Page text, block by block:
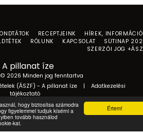
Értem!
hogy biztosítsa számodra
figyelemmel tudjuk kísérni a
tovább használod
kat.
A pillanat íze
2026 Minden jog fenntartva
(ÁSZF) - A pillanat íze| Adatkezelési
tájékoztató
RECEPTJEINK
HÍREK,
RÓLUNK KAPCSOLAT
SÜTINAP
SZERZŐI JOG